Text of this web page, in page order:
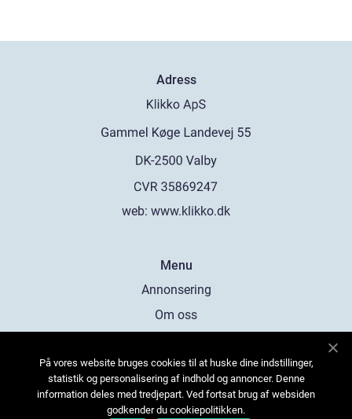
Adress
web: www.klikko.dk
Menu
Annonsering
Om oss
Kontakta oss
Sitemap
På vores website bruges cookies til at huske dine indstillinger,
statistik og personalisering af indhold og annoncer. Denne
information deles med tredjepart. Ved fortsat brug af websiden
godkender du cookiepolitikken.